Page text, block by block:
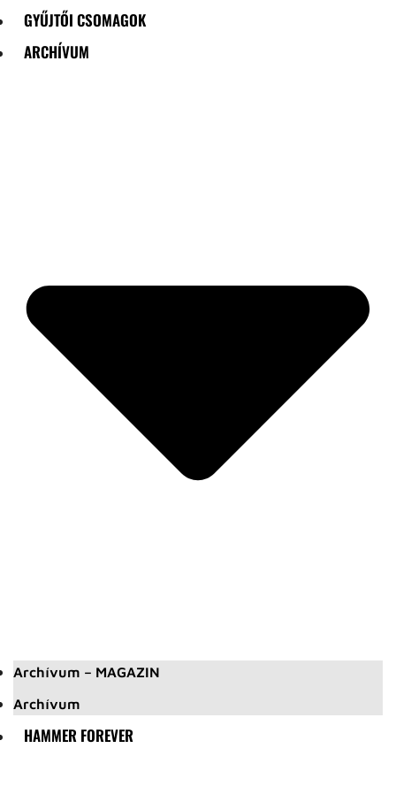
GYŰJTŐI CSOMAGOK
ARCHÍVUM
Archívum – MAGAZIN
Archívum
HAMMER FOREVER